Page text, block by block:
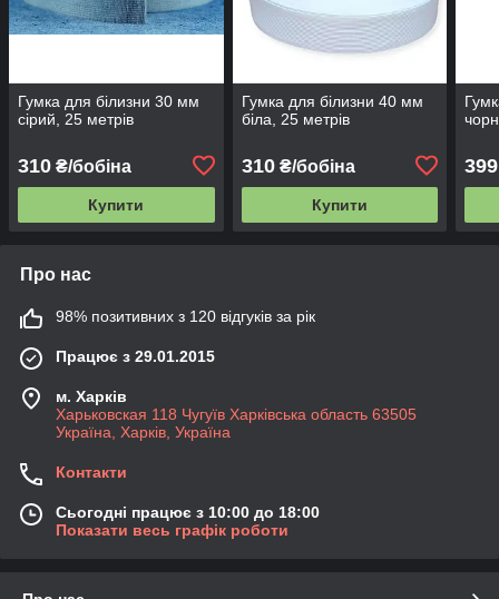
Гумка для білизни 30 мм
сірий, 25 метрів
310 ₴/бобіна
Купити
Гумка для білизни 40 мм
біла, 25 метрів
310₴/бобіна
Купити
399
Про нас
98% позитивних з 120 відгуків за рік
Працює з 29.01.2015
м. Харків
Харьковская 118 Чугуїв Харківська область 63505
Україна, Харків, Україна
Контакти
Сьогодні працює з 10:00 до 18:00
Показати весь графік роботи